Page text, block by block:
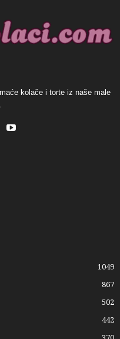
kolače i torte iz naše male
1049
867
502
442